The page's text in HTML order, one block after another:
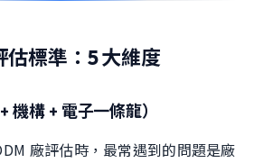
估標準：5 大維度
機構 + 電子一條龍）
廠評估時，最常遇到的問題是廠